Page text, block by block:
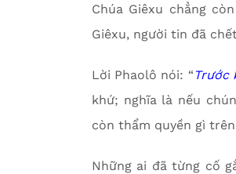
Chúa Giêxu chẳng
Giêxu, người tin đã
Lời Phaolô nói: “ Trước
khứ; nghĩa là nếu
còn thẩm quyền gì
Những ai đã từng cố